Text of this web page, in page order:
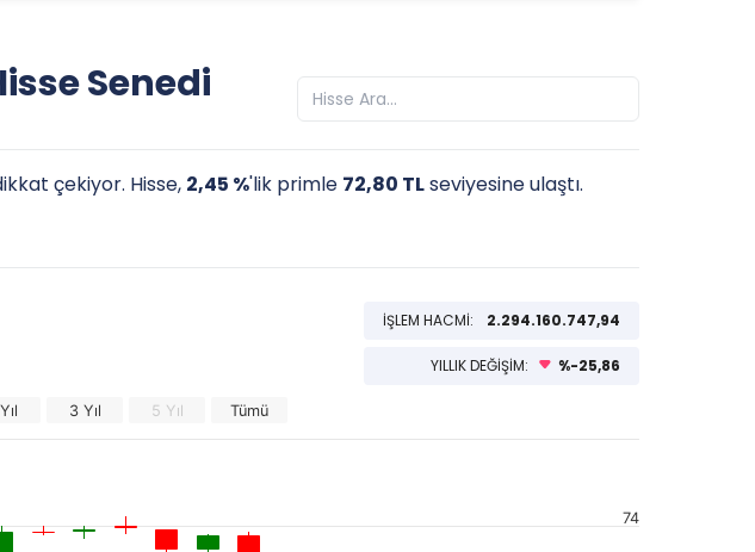
Senedi
çekiyor. Hisse, 2,45 %'lik primle 72,80 TLseviyesine ulaştı.
İŞLEM HACMİ: 2.294.160.747,94
YILLIK DEĞİŞİM: %-25,86
3 Yıl 5 Yıl Tümü
74